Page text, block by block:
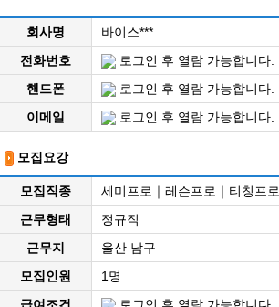
회사명
바이스***
전화번호
로그인 후 열람 가능합니다.
핸드폰
로그인 후 열람 가능합니다.
이메일
로그인 후 열람 가능합니다.
모집요강
모집직종
세미프로｜레슨프로｜티칭프로
근무형태
정규직
근무지
울산 남구
모집인원
1명
급여조건
로그인 후 열람 가능합니다.